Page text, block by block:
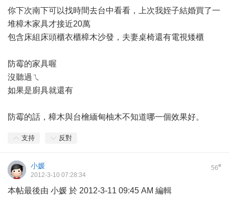
你下次南下可以找時間去台中看看，上次我姪子結婚買了一
堆樟木家具才接近20萬
包含床組床頭櫃衣櫃樟木沙發，夫妻桌椅還有電視矮櫃
防霉的家具喔
沒聽過ㄟ
如果是廚具就還有
防霉的話，樟木與台檜緬甸柚木不知道哪一個效果好。
支持 反對
56#
小媛
2012-3-10 07:28:34
本帖最後由 小媛 於 2012-3-11 09:45 AM 編輯